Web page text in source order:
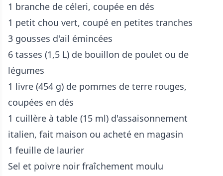
1 branche de céleri, coupée en dés
1 petit chou vert, coupé en petites tranches
3 gousses d'ail émincées
6 tasses (1,5 L) de bouillon de poulet ou de
légumes
1 livre (454 g) de pommes de terre rouges,
coupées en dés
1 cuillère à table (15 ml) d'assaisonnement
italien, fait maison ou acheté en magasin
1 feuille de laurier
Sel et poivre noir fraîchement moulu